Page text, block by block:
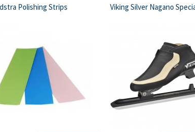
Polishing Strips Viking Silver Nagano